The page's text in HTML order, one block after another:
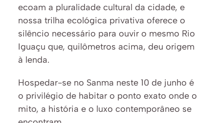
ecoam a pluralidade cultural da cidade, e
nossa trilha ecológica privativa oferece o
silêncio necessário para ouvir o mesmo Rio
Iguaçu que, quilômetros acima, deu origem
à lenda.
Hospedar-se no Sanma neste 10 de junho é
o privilégio de habitar o ponto exato onde o
mito, a história e o luxo contemporâneo se